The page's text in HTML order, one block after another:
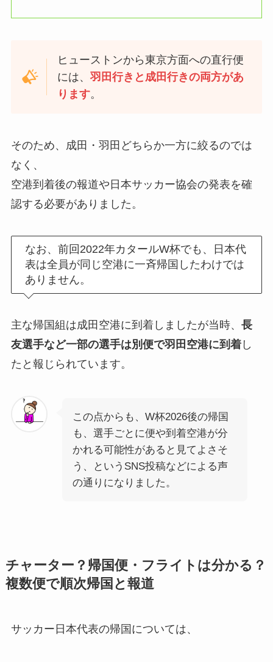
ヒューストンから東京方面への直行便
には、羽田行きと成田行きの両方があ
ります。
そのため、成田・羽田どちらか一方に絞るのでは
なく、
空港到着後の報道や日本サッカー協会の発表を確
認する必要がありました。
なお、前回2022年カタールW杯でも、日本代
表は全員が同じ空港に一斉帰国したわけでは
ありません。
主な帰国組は成田空港に到着しましたが当時、 長
友選手など一部の選手は別便で羽田空港に到着し
たと報じられています。
この点からも、W杯2026後の帰国
も、選手ごとに便や到着空港が分
かれる可能性があると見てよさそ
う、というSNS投稿などによる声
の通りになりました。
チャーター？帰国便・フライトは分かる？
複数便で順次帰国と報道
サッカー日本代表の帰国については、